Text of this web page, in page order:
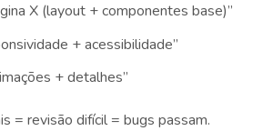
X (layout + componentes base)”
+ acessibilidade”
+ detalhes”
= revisão difícil = bugs passam.